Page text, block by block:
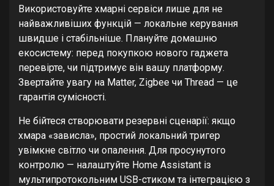
Використовуйте хмарні сервіси лише для не
найважливіших функцій — локальне керування
швидше і стабільніше. Плануйте домашню
екосистему: перед покупкою нового гаджета
перевірте, чи підтримує він вашу платформу.
Звертайте увагу на Matter, Zigbee чи Thread — це
гарантія сумісності.
Не бійтеся створювати резервні сценарії: якщо
хмара «зависла», простий локальний тригер
увімкне світло чи опалення. Для просунутого
контролю — налаштуйте Home Assistant із
мультипротокольним USB-стиком та інтеграцією з